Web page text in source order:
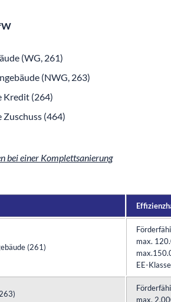
(WG, 261)
(NWG, 263)
Kredit (264)
Zuschuss (464)
bei einer Komplettsanierung
(261)
max.
EE-
max.